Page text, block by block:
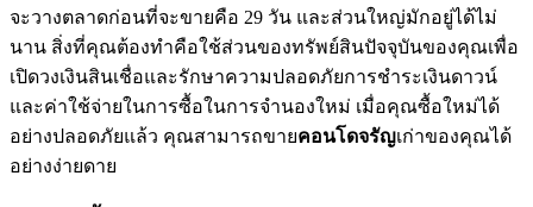
จะวางตลาดก่อนที่จะขายคือ 29 วัน และส่วนใหญ่มักอยู่ได้ไม่
นาน สิ่งที่คุณต้องทำคือใช้ส่วนของทรัพย์สินปัจจุบันของคุณเพื่อ
เปิดวงเงินสินเชื่อและรักษาความปลอดภัยการชำระเงินดาวน์
และค่าใช้จ่ายในการซื้อในการจำนองใหม่ เมื่อคุณซื้อใหม่ได้
อย่างปลอดภัยแล้ว คุณสามารถขายคอนโดจรัญเก่าของคุณได้
อย่างง่ายดาย